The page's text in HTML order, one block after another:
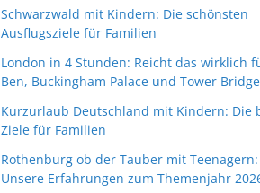
Schwarzwald mit Kindern: Die schönsten
Ausflugsziele für Familien
London in 4 Stunden: Reicht das wirklich
Ben, Buckingham Palace und Tower
Kurzurlaub Deutschland mit Kindern: Die
Ziele für Familien
Rothenburg ob der Tauber mit Teenagern:
Unsere Erfahrungen zum Themenjahr